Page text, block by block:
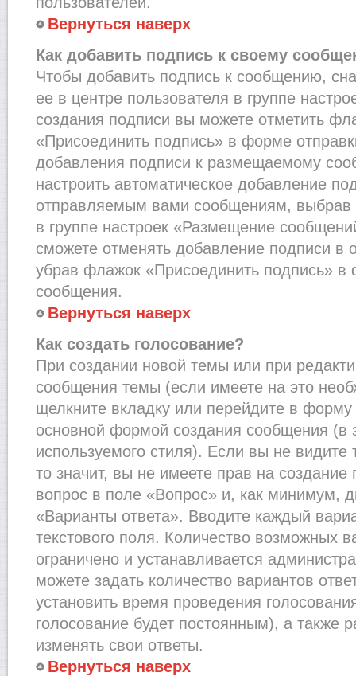
Вернуться наверх
Как добавить подпись к своему
Чтобы добавить подпись к сообщению,
ее в центре пользователя в группе
создания подписи вы можете отметить
«Присоединить подпись» в форме
добавления подписи к размещаемому
настроить автоматическое добавление
отправляемым вами сообщениям, выбрав
в группе настроек «Размещение
сможете отменять добавление подписи в
убрав флажок «Присоединить подпись» в
сообщения.
Вернуться наверх
Как создать голосование?
При создании новой темы или при
сообщения темы (если имеете на это
щелкните вкладку или перейдите в
основной формой создания сообщения (в
используемого стиля). Если вы не
то значит, вы не имеете прав на создание
вопрос в поле «Вопрос» и, как минимум,
«Варианты ответа». Вводите каждый
текстового поля. Количество возможных
ограничено и устанавливается
можете задать количество вариантов
установить время проведения
голосование будет постоянным), а также
изменять свои ответы.
Вернуться наверх